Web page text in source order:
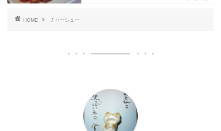
HOME チャーシュー